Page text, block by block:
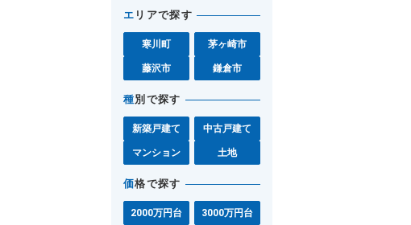
エ リアで探す
寒川町 茅ヶ崎市
藤沢市 鎌倉市
種別で探す
新築戸建て 中古戸建て
マンション 土地
価格で探す
2000万円台 3000万円台